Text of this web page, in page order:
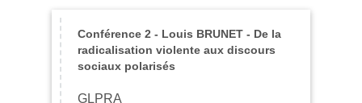
Conférence 2 - Louis BRUNET - De la
radicalisation violente aux discours
sociaux polarisés
GLPRA